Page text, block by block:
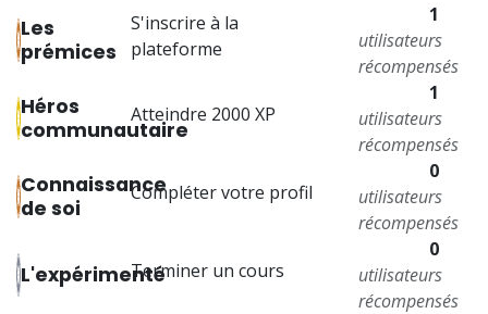
Les
prémices
S'inscrire à la
plateforme
1
utilisateurs
récompensés
Héros
communautaire
Atteindre 2000 XP
1
utilisateurs
récompensés
Connaissance
de soi
Compléter votre profil
0
utilisateurs
récompensés
L'expérimentéTerminer un cours
0
utilisateurs
récompensés